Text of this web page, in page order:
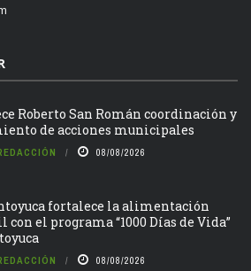
Roberto San Román coordinación y
de acciones municipales
08/08/2026
fortalece la alimentación
el programa “1000 Días de Vida”
08/08/2026